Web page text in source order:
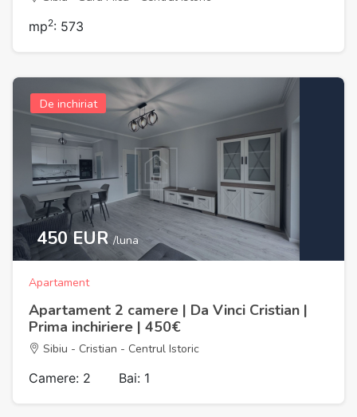
mp2: 573
De inchiriat
450 EUR/luna
Apartament
Apartament 2 camere | Da Vinci Cristian |
Prima inchiriere | 450€
Sibiu - Cristian - Centrul Istoric
Camere: 2 Bai: 1